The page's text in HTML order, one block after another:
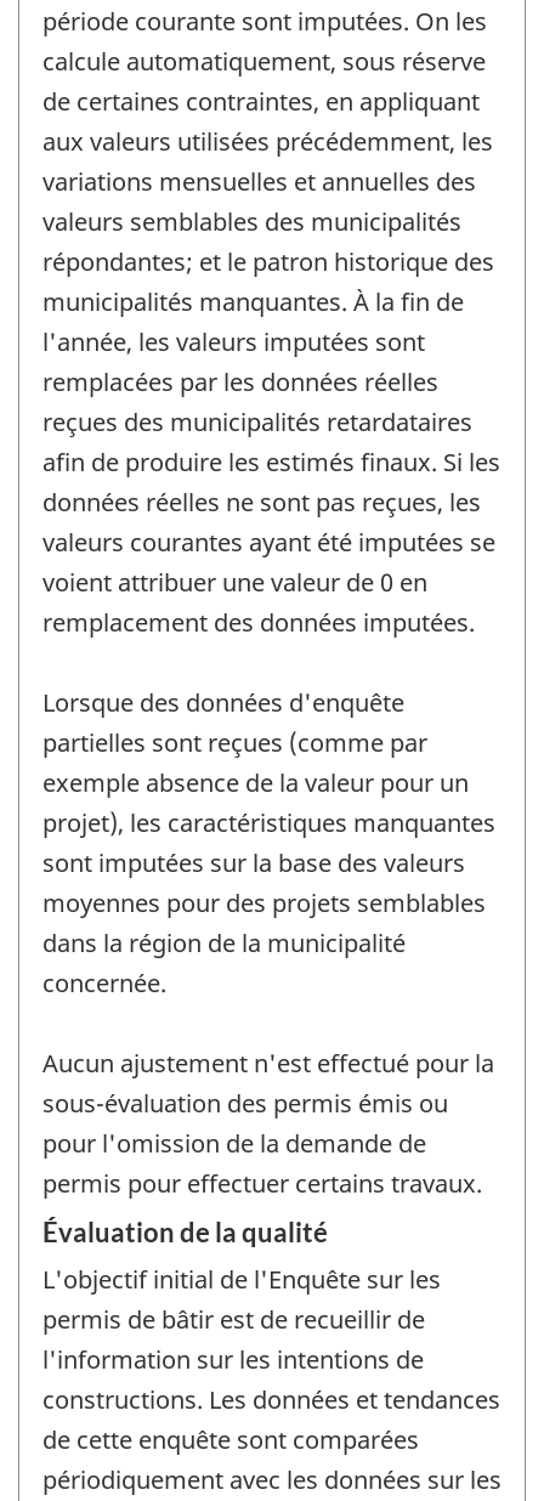
période courante sont imputées. On les
calcule automatiquement, sous réserve
de certaines contraintes, en appliquant
aux valeurs utilisées précédemment, les
variations mensuelles et annuelles des
valeurs semblables des municipalités
répondantes; et le patron historique des
municipalités manquantes. À la fin de
l'année, les valeurs imputées sont
remplacées par les données réelles
reçues des municipalités retardataires
afin de produire les estimés finaux. Si les
données réelles ne sont pas reçues, les
valeurs courantes ayant été imputées se
voient attribuer une valeur de 0 en
remplacement des données imputées.
Lorsque des données d'enquête
partielles sont reçues (comme par
exemple absence de la valeur pour un
projet), les caractéristiques manquantes
sont imputées sur la base des valeurs
moyennes pour des projets semblables
dans la région de la municipalité
concernée.
Aucun ajustement n'est effectué pour la
sous-évaluation des permis émis ou
pour l'omission de la demande de
permis pour effectuer certains travaux.
Évaluation de la qualité
L'objectif initial de l'Enquête sur les
permis de bâtir est de recueillir de
l'information sur les intentions de
constructions. Les données et tendances
de cette enquête sont comparées
périodiquement avec les données sur les